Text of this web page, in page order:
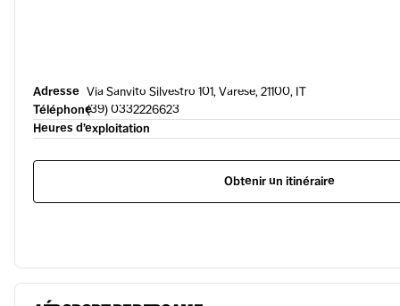
Adresse Via Sanvito Silvestro 101, Varese, 21100, IT
Téléphone(39) 0332226623
Heures d’exploitation
Obtenir un itinéraire